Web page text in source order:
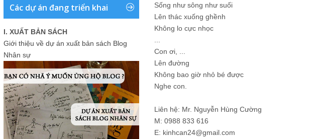
Các dự án đang triển khai
I. XUẤT BẢN SÁCH
Giới thiệu về dự án xuất bản sách Blog
Nhân sự
Sống như sông như suối
Lên thác xuống ghềnh
Không lo cực nhọc
Con ơi, ...
Lên đường
Không bao giờ nhỏ bé được
Nghe con.
Liên hệ: Mr. Nguyễn Hùng Cường
M: 0988 833 616
E: kinhcan24@gmail.com